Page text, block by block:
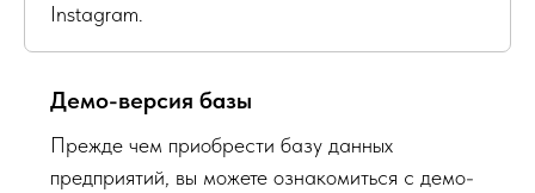
Instagram.
Демо-версия базы
Прежде чем приобрести базу данных
предприятий, вы можете ознакомиться с демо-